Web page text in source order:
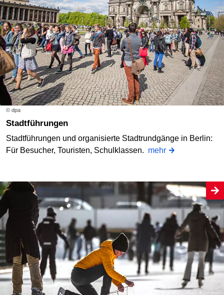
© dpa
Stadtführungen
Stadtführungen und organisierte Stadtrundgänge in Berlin:
Für Besucher, Touristen, Schulklassen. mehr